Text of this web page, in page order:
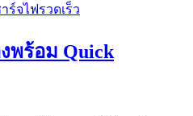
งพร้อม Quick